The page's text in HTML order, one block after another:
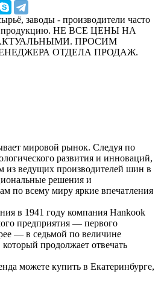
заводы - производители часто
продукцию. НЕ ВСЕ ЦЕНЫ НА
ПРОСИМ
ОТДЕЛА ПРОДАЖ.
мировой рынок. Следуя по
развития и инноваций,
из ведущих производителей шин в
решения и
по всему миру яркие впечатления
в 1941 году компания Hankook
предприятия — первого
— в седьмой по величине
продолжает отвечать
можете купить в Екатеринбурге,